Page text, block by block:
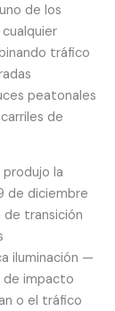
de los
tráfico
peatonales
de
produjo la
de diciembre
de transición
iluminación —
de impacto
o el tráfico